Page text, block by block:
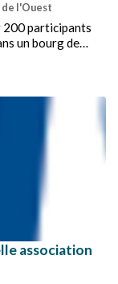
l'Ouest
200 participants
un bourg de
s’était plus vu
sentie de
humaine
association